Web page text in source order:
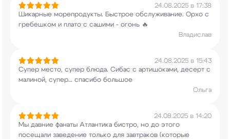
24.08.2025 в 17:38
Шикарные морепродукты. Быстрое обслуживание. Орхо с
гребешком и плато с сашими - огонь 🔥
Владислав
24.08.2025 в 15:43
Супер место, супер блюда. Сибас с артишоками, десерт с
малиной, супер… спасибо большое
Ольга
24.08.2025 в 14:20
Мы давние фанаты Атлантика бистро, но до этого
посещали заведение только для завтраков (которые